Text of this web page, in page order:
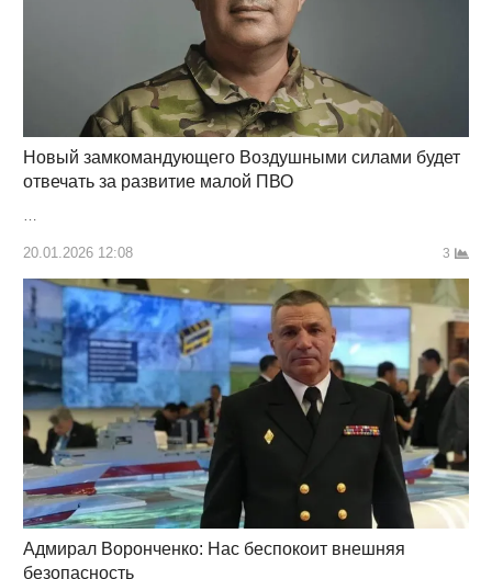
Новый замкомандующего Воздушными силами будет
отвечать за развитие малой ПВО
20.01.2026 12:08 3
Адмирал Воронченко: Нас беспокоит внешняя
безопасность